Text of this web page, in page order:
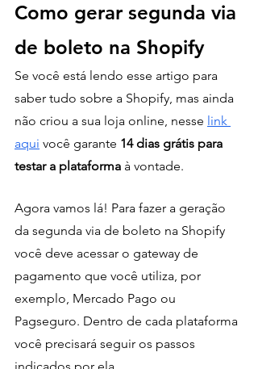
Como gerar segunda via
de boleto na Shopify
Se você está lendo esse artigo para
saber tudo sobre a Shopify, mas ainda
não criou a sua loja online, nesse link
aqui você garante 14 dias grátis para
testar a plataforma à vontade.
Agora vamos lá! Para fazer a geração
da segunda via de boleto na Shopify
você deve acessar o gateway de
pagamento que você utiliza, por
exemplo, Mercado Pago ou
Pagseguro. Dentro de cada plataforma
você precisará seguir os passos